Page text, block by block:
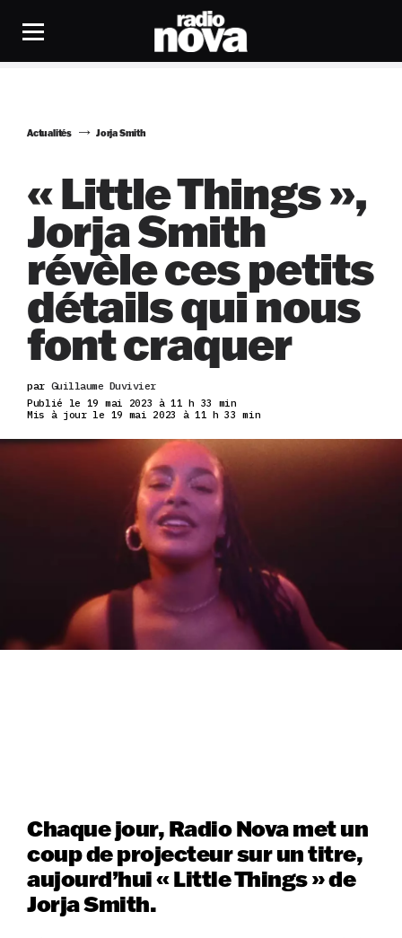
Actualités Jorja Smith
« Little Things »,
Jorja Smith
révèle ces petits
détails qui nous
font craquer
par Guillaume Duvivier
Publié le 19 mai 2023 à 11 h 33 min
Mis à jour le 19 mai 2023 à 11 h 33 min
Chaque jour, Radio Nova met un
coup de projecteur sur un titre,
aujourd’hui « Little Things » de
Jorja Smith.